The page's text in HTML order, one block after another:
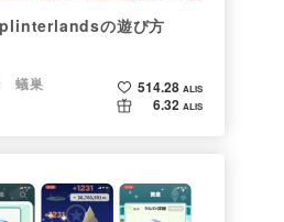
の遊び方
蟻巣
514.28 ALIS
6.32 ALIS